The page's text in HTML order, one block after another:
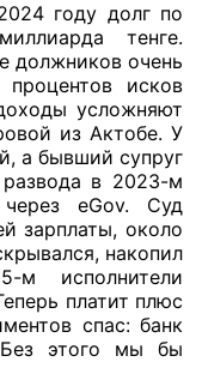
году долг по
тенге.
должников очень
исков
усложняют
из Актобе. У
а бывший супруг
развода в 2023-м
eGov. Суд
зарплаты, около
накопил
исполнители
платит плюс
спас: банк
Без этого мы бы